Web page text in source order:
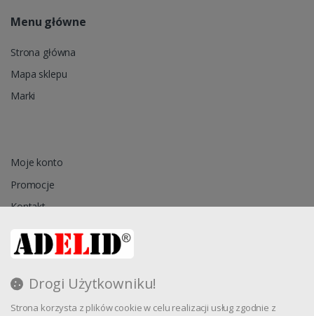
Drogi Użytkowniku!
Strona korzysta z plików cookie w celu realizacji usług zgodnie z
Menu główne
Strona główna
Mapa sklepu
Marki
Moje konto
Promocje
Kontakt
Regulamin